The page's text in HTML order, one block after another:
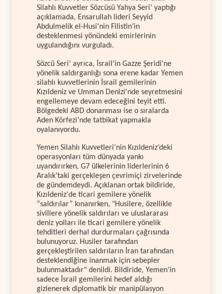
Silahlı Kuvvetler Sözcüsü Yahya Seri’ yaptığı
açıklamada, Ensarullah lideri Seyyid
Abdulmelik el-Husi’nin Filistin’in
desteklenmesi yönündeki emirlerinin
uygulandığını vurguladı.
Sözcü Seri’ ayrıca, İsrail'in Gazze Şeridi'ne
yönelik saldırganlığı sona erene kadar Yemen
silahlı kuvvetlerinin İsrail gemilerinin
Kızıldeniz ve Umman Denizi'nde seyretmesini
engellemeye devam edeceğini teyit etti.
Bölgedeki ABD donanması ise o sıralarda
Aden Körfezi’nde tatbikat yapmakla
oyalanıyordu.
Yemen Silahlı Kuvvetleri’nin Kızıldeniz’deki
operasyonları tüm dünyada yankı
uyandırırken, G7 ülkelerinin liderlerinin 6
Aralık’taki gerçekleşen çevrimiçi zirvelerinde
de gündemdeydi. Açıklanan ortak bildiride,
Kızıldeniz'de ticari gemilere yönelik
“saldırılar” kınanırken, "Husilere, özellikle
sivillere yönelik saldırıları ve uluslararası
deniz yolları ile ticari gemilere yönelik
tehditleri derhal durdurmaları çağrısında
bulunuyoruz. Husiler tarafından
gerçekleştirilen saldırıların İran tarafından
desteklendiğine inanmak için sebepler
bulunmaktadır" denildi. Bildiride, Yemen’in
sadece İsrail gemilerini hedef aldığı
gizlenerek diplomatik bir manipülasyon